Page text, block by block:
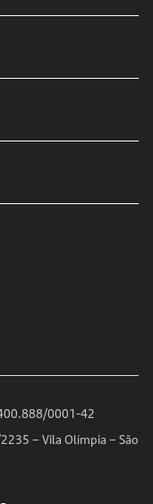
0001-42
– Vila Olímpia – São